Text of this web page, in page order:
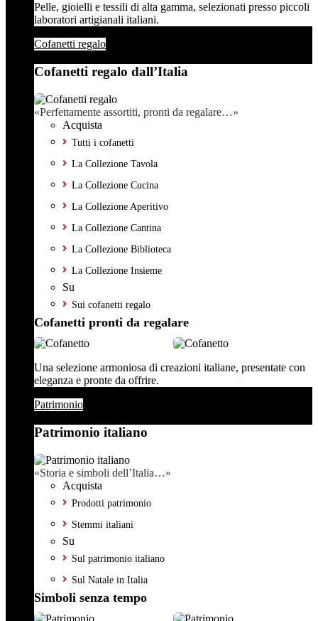
Pelle, gioielli e tessili di alta gamma, selezionati presso piccoli
laboratori artigianali italiani.
Cofanetti regalo
Cofanetti regalo dall’Italia
«Perfettamente assortiti, pronti da regalare…»
Acquista
Tutti i cofanetti
La Collezione Tavola
La Collezione Cucina
La Collezione Aperitivo
La Collezione Cantina
La Collezione Biblioteca
La Collezione Insieme
Su
Sui cofanetti regalo
Cofanetti pronti da regalare
Una selezione armoniosa di creazioni italiane, presentate con
eleganza e pronte da offrire.
Patrimonio
Patrimonio italiano
«Storia e simboli dell’Italia…»
Acquista
Prodotti patrimonio
Stemmi italiani
Su
Sul patrimonio italiano
Sul Natale in Italia
Simboli senza tempo